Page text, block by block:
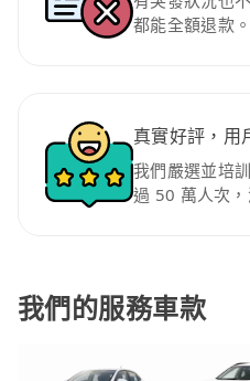
都能全額退款。
真實好評，用
我們嚴選並培
過 50 萬人次，
我們的服務車款